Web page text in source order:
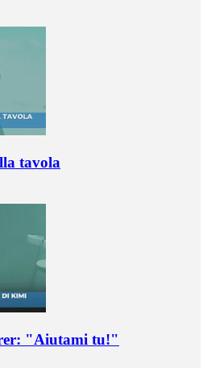
tavola
"Aiutami tu!"